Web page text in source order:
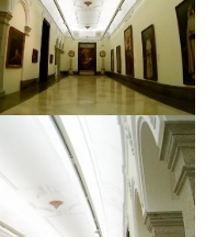
los últimos años,
en la sinagoga Santa